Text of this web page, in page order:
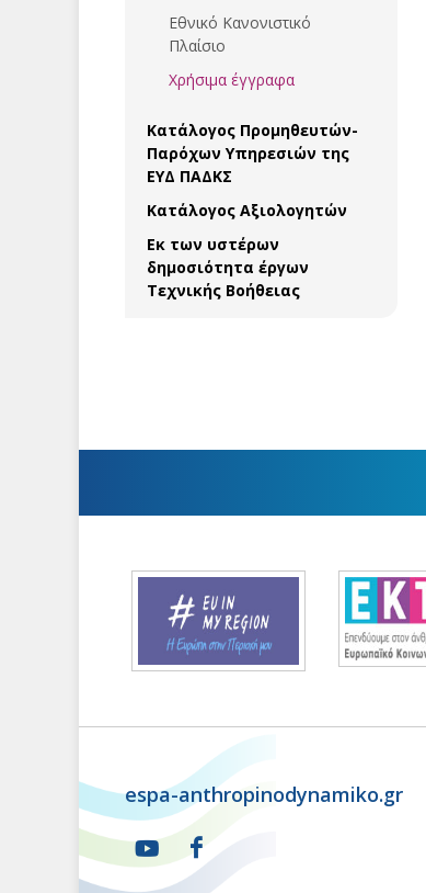
Εθνικό Κανονιστικό
Πλαίσιο
Χρήσιμα έγγραφα
Κατάλογος Προμηθευτών-
Παρόχων Υπηρεσιών της
ΕΥΔ ΠΑΔΚΣ
Κατάλογος Αξιολογητών
Εκ των υστέρων
δημοσιότητα έργων
Τεχνικής Βοήθειας
espa-anthropinodynamiko.gr